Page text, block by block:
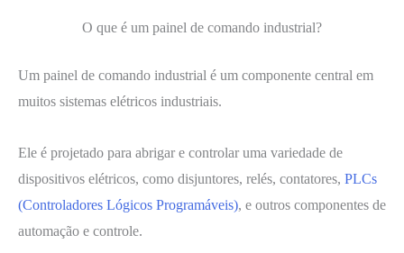
O que é um painel de comando industrial?
Um painel de comando industrial é um componente central em
muitos sistemas elétricos industriais.
Ele é projetado para abrigar e controlar uma variedade de
dispositivos elétricos, como disjuntores, relés, contatores, PLCs
(Controladores Lógicos Programáveis), e outros componentes de
automação e controle.